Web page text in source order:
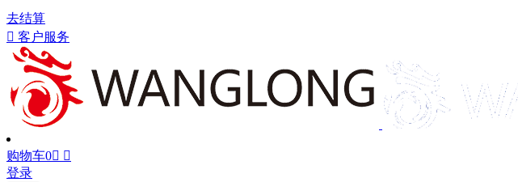
去结算
 客户服务
购物车0 
登录